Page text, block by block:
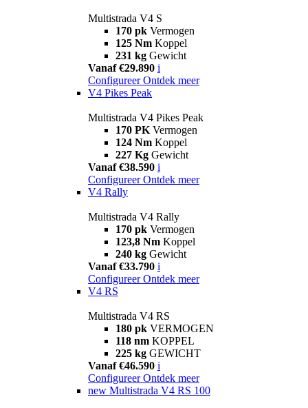
Multistrada V4 S
170 pk Vermogen
125 Nm Koppel
231 kg Gewicht
Vanaf €29.890 i
Configureer Ontdek meer
V4 Pikes Peak
Multistrada V4 Pikes Peak
170 PK Vermogen
124 Nm Koppel
227 Kg Gewicht
Vanaf €38.590 i
Configureer Ontdek meer
V4 Rally
Multistrada V4 Rally
170 pk Vermogen
123,8 Nm Koppel
240 kg Gewicht
Vanaf €33.790 i
Configureer Ontdek meer
V4 RS
Multistrada V4 RS
180 pk VERMOGEN
118 nm KOPPEL
225 kg GEWICHT
Vanaf €46.590 i
Configureer Ontdek meer
new Multistrada V4 RS 100